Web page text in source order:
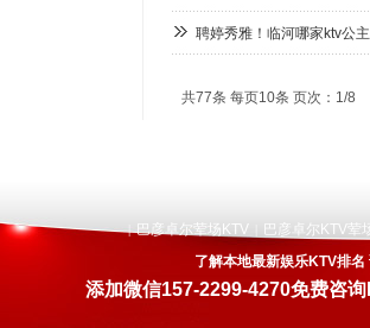
聘婷秀雅！临河哪家ktv公
共77条 每页10条 页次：1/8
| 巴彦卓尔荤场KTV
巴彦卓尔KTV荤
了解本地最新娱乐KTV排
添加微信157-2299-4270免费咨